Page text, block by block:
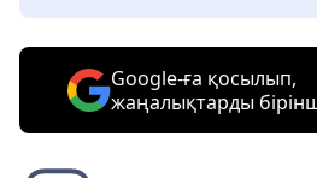
Google-ға қосылып,
жаңалықтарды